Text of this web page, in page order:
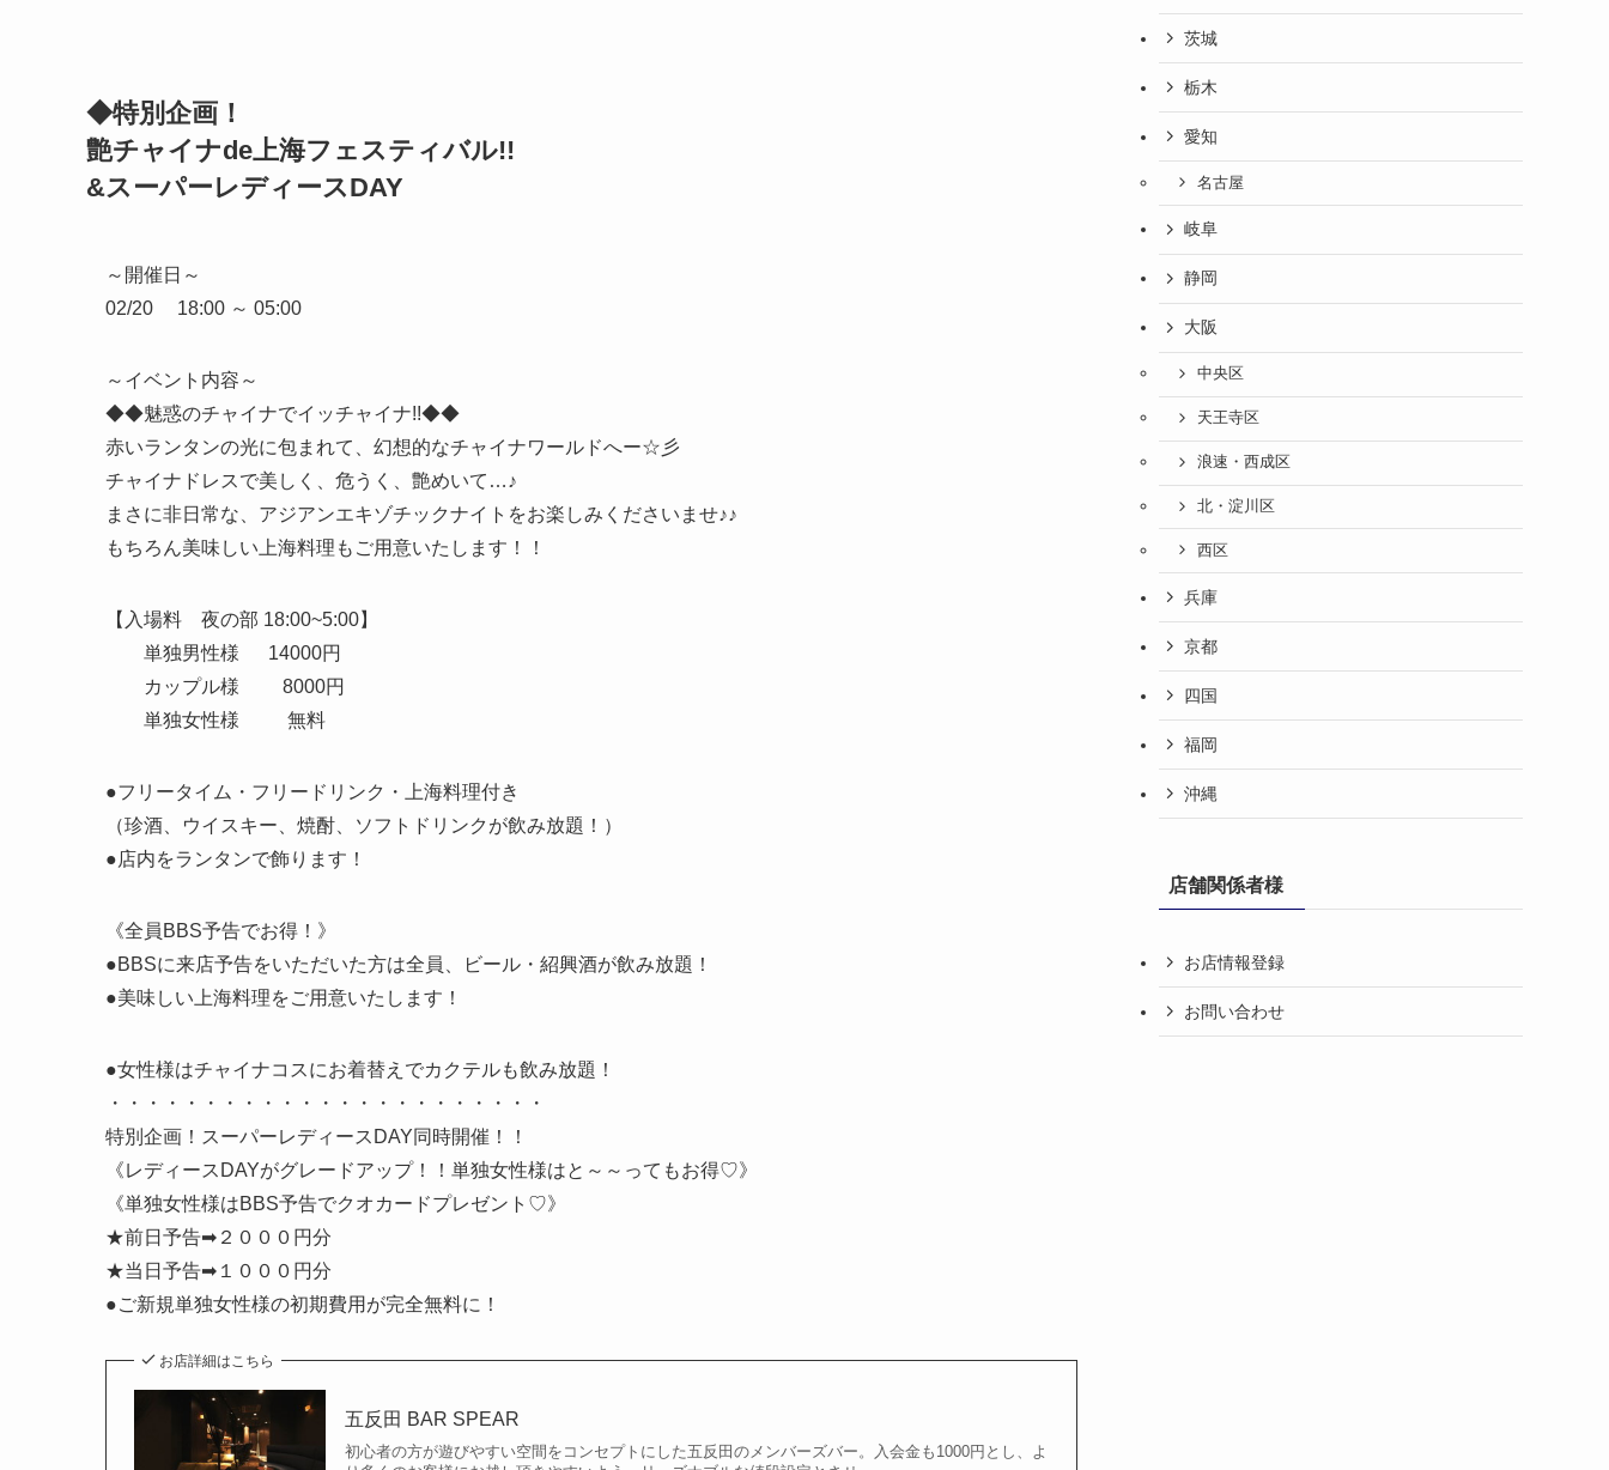
◆特別企画！
艶チャイナde上海フェスティバル!!
&スーパーレディースDAY
～開催日～
02/20 18:00 ～ 05:00
～イベント内容～
◆◆魅惑のチャイナでイッチャイナ!!◆◆
赤いランタンの光に包まれて、幻想的なチャイナワールドへー☆彡
チャイナドレスで美しく、危うく、艶めいて…♪
まさに非日常な、アジアンエキゾチックナイトをお楽しみくださいませ♪♪
もちろん美味しい上海料理もご用意いたします！！
【入場料 夜の部 18:00~5:00】
単独男性様 14000円
カップル様 8000円
単独女性様 無料
●フリータイム・フリードリンク・上海料理付き
（珍酒、ウイスキー、焼酎、ソフトドリンクが飲み放題！）
●店内をランタンで飾ります！
《全員BBS予告でお得！》
●BBSに来店予告をいただいた方は全員、ビール・紹興酒が飲み放題！
●美味しい上海料理をご用意いたします！
●女性様はチャイナコスにお着替えでカクテルも飲み放題！
・・・・・・・・・・・・・・・・・・・・・・・
特別企画！スーパーレディースDAY同時開催！！
《レディースDAYがグレードアップ！！単独女性様はと～～ってもお得♡》
《単独女性様はBBS予告でクオカードプレゼント♡》
★前日予告➡２０００円分
★当日予告➡１０００円分
●ご新規単独女性様の初期費用が完全無料に！
お店詳細はこちら
五反田 BAR SPEAR
初心者の方が遊びやすい空間をコンセプトにした五反田のメンバーズバー。入会金も1000円とし、よ
茨城
栃木
愛知
名古屋
岐阜
静岡
大阪
中央区
天王寺区
浪速・西成区
北・淀川区
西区
兵庫
京都
四国
福岡
沖縄
店舗関係者様
お店情報登録
お問い合わせ